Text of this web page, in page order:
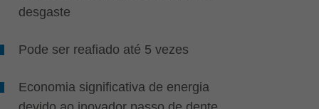
desgaste
Pode ser reafiado até 5 vezes
Economia significativa de energia